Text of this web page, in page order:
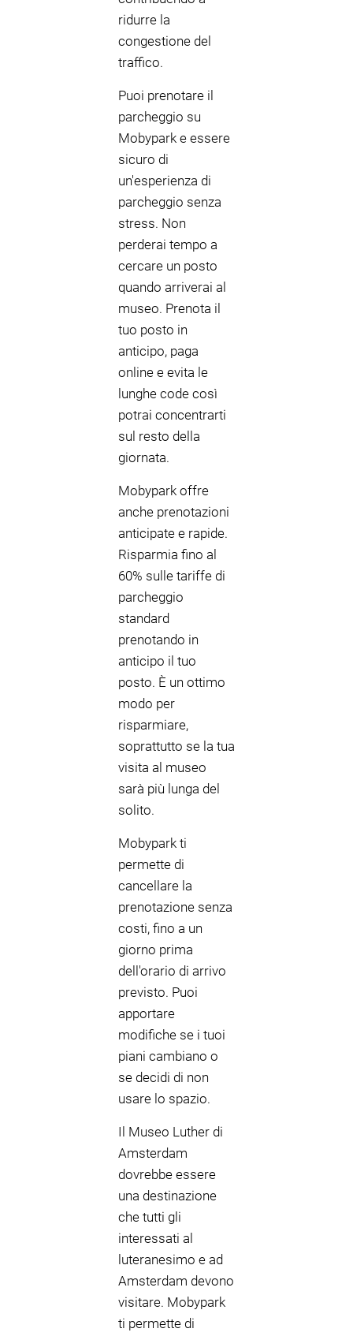
ridurre la
congestione del
traffico.
Puoi prenotare il
parcheggio su
Mobypark e essere
sicuro di
un'esperienza di
parcheggio senza
stress. Non
perderai tempo a
cercare un posto
quando arriverai al
museo. Prenota il
tuo posto in
anticipo, paga
online e evita le
lunghe code così
potrai concentrarti
sul resto della
giornata.
Mobypark offre
anche prenotazioni
anticipate e rapide.
Risparmia fino al
60% sulle tariffe di
parcheggio
standard
prenotando in
anticipo il tuo
posto. È un ottimo
modo per
risparmiare,
soprattutto se la tua
visita al museo
sarà più lunga del
solito.
Mobypark ti
permette di
cancellare la
prenotazione senza
costi, fino a un
giorno prima
dell'orario di arrivo
previsto. Puoi
apportare
modifiche se i tuoi
piani cambiano o
se decidi di non
usare lo spazio.
Il Museo Luther di
Amsterdam
dovrebbe essere
una destinazione
che tutti gli
interessati al
luteranesimo e ad
Amsterdam devono
visitare. Mobypark
ti permette di